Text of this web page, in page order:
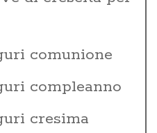
comunione
compleanno
cresima